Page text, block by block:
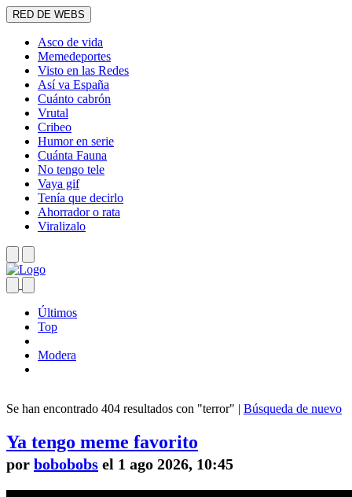
RED DE WEBS
Asco de vida
Memedeportes
Visto en las Redes
Así va España
Cuánto cabrón
Vrutal
Cribeo
Humor en serie
Cuánta Fauna
No tengo tele
Vaya gif
Tenía que decirlo
Ahorrador o rata
Viralizalo
Últimos
Top
Modera
Se han encontrado 404 resultados con "terror" | Búsqueda de nuevo
Ya tengo meme favorito
por bobobobs el 1 ago 2026, 10:45